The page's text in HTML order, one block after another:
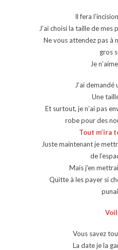
Il fera
J’ai choisi la taille de
Ne vous attendez pas à
gros
Je
J’ai demandé
Une
Et surtout, je n’ai pas
robe pour des
Tout m’ira
Juste maintenant je
de
Mais j’en
Quitte à les payer si
Vous savez
La date je la